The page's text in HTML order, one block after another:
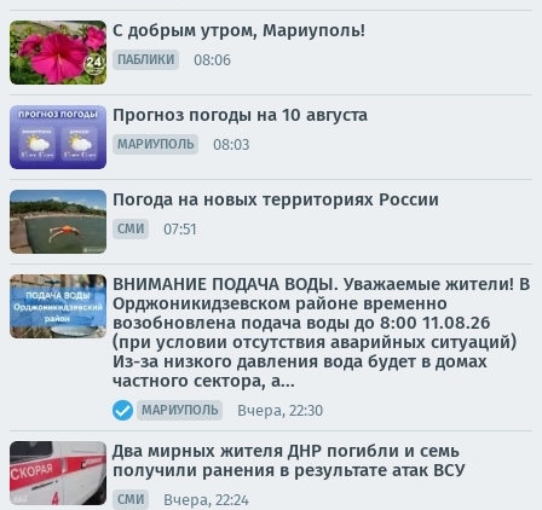
С добрым утром, Мариуполь!
ПАБЛИКИ 08:06
Прогноз погоды на 10 августа
МАРИУПОЛЬ 08:03
Погода на новых территориях России
СМИ 07:51
ВНИМАНИЕ ПОДАЧА ВОДЫ. Уважаемые жители! В
Орджоникидзевском районе временно
возобновлена подача воды до 8:00 11.08.26
(при условии отсутствия аварийных ситуаций)
Из-за низкого давления вода будет в домах
частного сектора, а...
МАРИУПОЛЬ Вчера, 22:30
Два мирных жителя ДНР погибли и семь
получили ранения в результате атак ВСУ
СМИ Вчера, 22:24